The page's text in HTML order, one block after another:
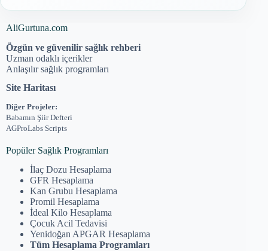
AliGurtuna.com
Özgün ve güvenilir sağlık rehberi
Uzman odaklı içerikler
Anlaşılır sağlık programları
Site Haritası
Diğer Projeler:
Babamın Şiir Defteri
AGProLabs Scripts
Popüler Sağlık Programları
İlaç Dozu Hesaplama
GFR Hesaplama
Kan Grubu Hesaplama
Promil Hesaplama
İdeal Kilo Hesaplama
Çocuk Acil Tedavisi
Yenidoğan APGAR Hesaplama
Tüm Hesaplama Programları